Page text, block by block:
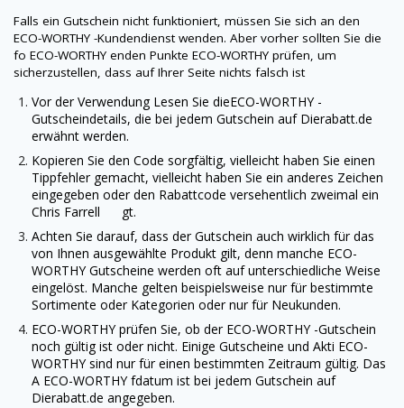
Falls ein Gutschein nicht funktioniert, müssen Sie sich an den
ECO-WORTHY -Kundendienst wenden. Aber vorher sollten Sie die
fo ECO-WORTHY enden Punkte ECO-WORTHY prüfen, um
sicherzustellen, dass auf Ihrer Seite nichts falsch ist
Vor der Verwendung Lesen Sie dieECO-WORTHY -
Gutscheindetails, die bei jedem Gutschein aufDierabatt.de
erwähnt werden.
Kopieren Sie den Code sorgfältig, vielleicht haben Sie einen
Tippfehler gemacht, vielleicht haben Sie ein anderes Zeichen
eingegeben oder den Rabattcode versehentlich zweimal ein
Chris Farrell gt.
Achten Sie darauf, dass der Gutschein auch wirklich für das
von Ihnen ausgewählte Produkt gilt, denn manche ECO-
WORTHYGutscheine werden oft auf unterschiedliche Weise
eingelöst. Manche gelten beispielsweise nur für bestimmte
Sortimente oder Kategorien oder nur für Neukunden.
ECO-WORTHYprüfen Sie, ob der ECO-WORTHY -Gutschein
noch gültig ist oder nicht. Einige Gutscheine und Akti ECO-
WORTHYsind nur für einen bestimmten Zeitraum gültig. Das
A ECO-WORTHYfdatum ist bei jedem Gutschein auf
Dierabatt.de angegeben.